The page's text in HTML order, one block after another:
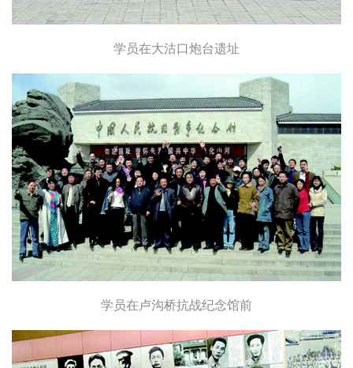
学员在大沽口炮台遗址
学员在卢沟桥抗战纪念馆前